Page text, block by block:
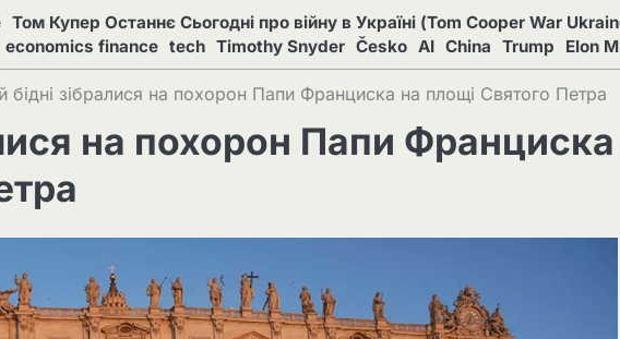
Том Купер Останнє Сьогодні про війну в Україні (Tom Cooper War
economics finance tech Timothy Snyder Česko AI China Trump Elon
й бідні зібралися на похорон Папи Франциска на площі Святого Петра
на похорон Папи Франциска